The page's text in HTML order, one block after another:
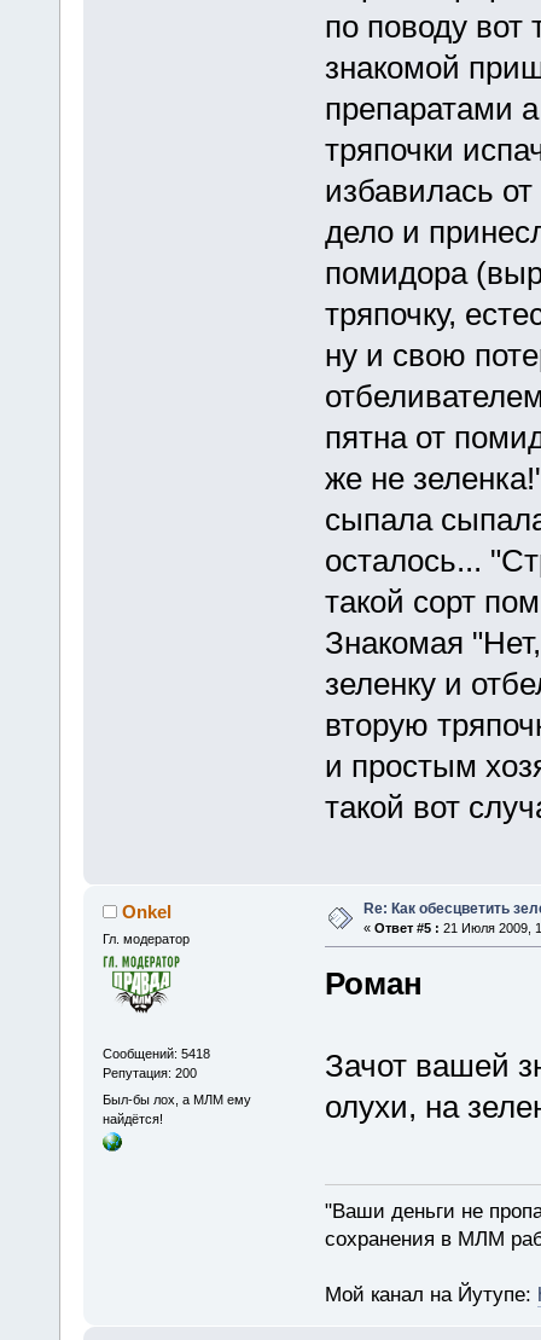
по поводу вот
знакомой
препаратами
тряпочки
избавилась
дело и
помидора
тряпочку,
ну и свою
пятна от
же не
сыпала
осталось...
такой сорт
Знакомая
зеленку и
вторую
и простым
такой вот
Onkel
Гл. модератор
Сообщений: 5418
Репутация: 200
Был-бы лох, а МЛМ ему
найдётся!
Re: Как обесцветить
« Ответ #5 : 21 Июля 2009,
Роман
Зачот вашей
олухи, на
"Ваши деньги не
сохранения в МЛМ
Мой канал на Йутупе: